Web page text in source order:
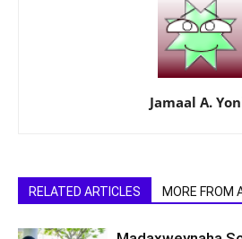
Jamaal A.
RELATED ARTICLES MORE FROM